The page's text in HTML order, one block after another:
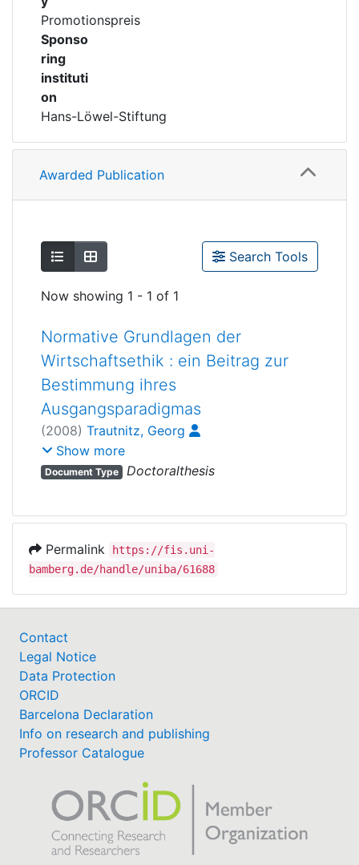
Promotionspreis
Sponso
ring
instituti
on
Hans-Löwel-Stiftung
Awarded Publication
Show as list
Show as grid Search Tools
Now showing 1 - 1 of 1
Normative Grundlagen der
Wirtschaftsethik : ein Beitrag zur
Bestimmung ihres
Ausgangsparadigmas
(2008) Trautnitz, Georg
Engelhard, Johann
Show more
Document Type Doctoralthesis
Permalink
https://fis.uni-
bamberg.de/handle/uniba/61688
Contact
Legal Notice
Data Protection
ORCID
Barcelona Declaration
Info on research and publishing
Professor Catalogue